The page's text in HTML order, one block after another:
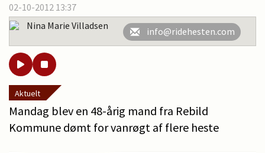
02-10-2012 13:37
Nina Marie Villadsen
info@ridehesten.com
Aktuelt
Mandag blev en 48-årig mand fra Rebild
Kommune dømt for vanrøgt af flere heste